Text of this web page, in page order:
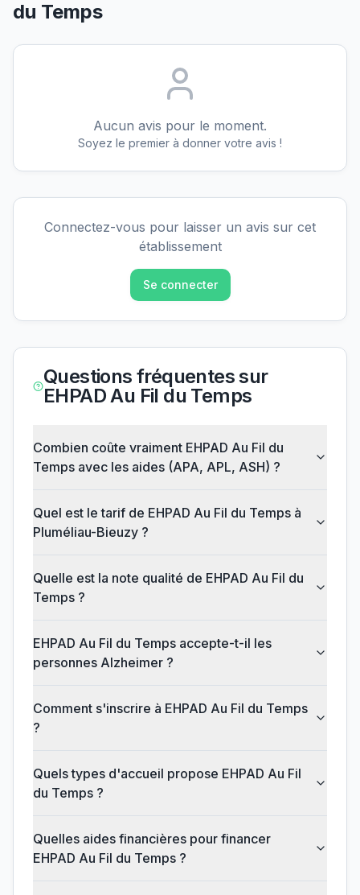
du Temps
Aucun avis pour le moment.
Soyez le premier à donner votre avis !
Connectez-vous pour laisser un avis sur cet
établissement
Se connecter
Questions fréquentes sur
EHPAD Au Fil du Temps
Combien coûte vraiment EHPAD Au Fil du
Temps avec les aides (APA, APL, ASH) ?
Quel est le tarif de EHPAD Au Fil du Temps à
Pluméliau-Bieuzy ?
Quelle est la note qualité de EHPAD Au Fil du
Temps ?
EHPAD Au Fil du Temps accepte-t-il les
personnes Alzheimer ?
Comment s'inscrire à EHPAD Au Fil du Temps
?
Quels types d'accueil propose EHPAD Au Fil
du Temps ?
Quelles aides financières pour financer
EHPAD Au Fil du Temps ?